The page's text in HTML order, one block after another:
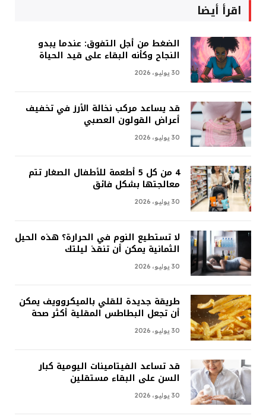
اقرأ أيضا
الضغط من أجل التفوق: عندما يبدو
النجاح وكأنه البقاء على قيد الحياة
30 يوليو، 2026
قد يساعد مركب نخالة الأرز في تخفيف
أعراض القولون العصبي
30 يوليو، 2026
4 من كل 5 أطعمة للأطفال الصغار تتم
معالجتها بشكل فائق
30 يوليو، 2026
لا تستطيع النوم في الحرارة؟ هذه الحيل
الثمانية يمكن أن تنقذ ليلتك
30 يوليو، 2026
طريقة جديدة للقلي بالميكروويف يمكن
أن تجعل البطاطس المقلية أكثر صحة
30 يوليو، 2026
قد تساعد الفيتامينات اليومية كبار
السن على البقاء مستقلين
30 يوليو، 2026